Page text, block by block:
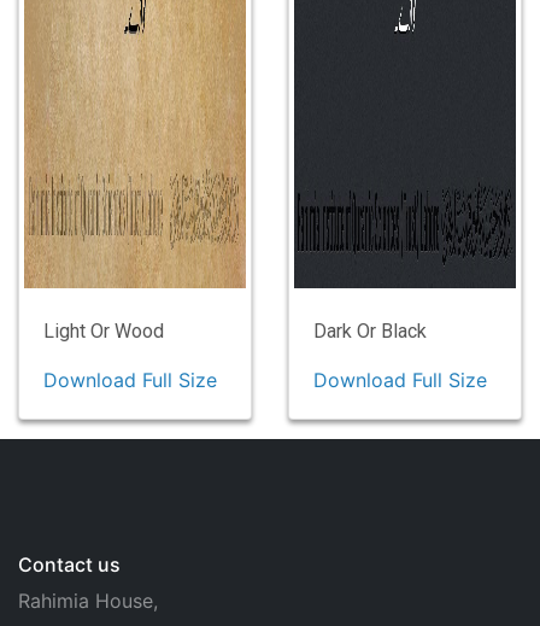
Light Or Wood
Download Full Size
Dark Or Black
Download Full Size
Contact us
Rahimia House,